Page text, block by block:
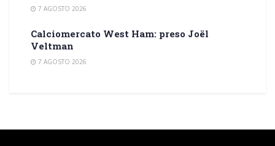
7 AGOSTO 2026
Calciomercato West Ham: preso Joël
Veltman
7 AGOSTO 2026